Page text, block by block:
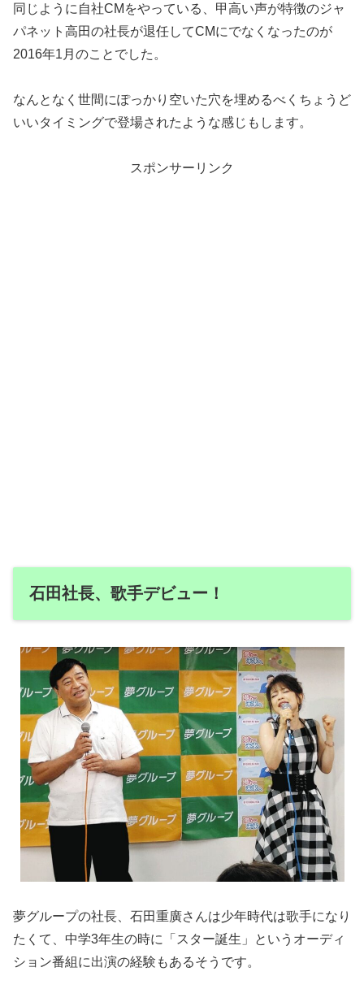
同じように自社CMをやっている、甲高い声が特徴のジャ
パネット高田の社長が退任してCMにでなくなったのが
2016年1月のことでした。
なんとなく世間にぽっかり空いた穴を埋めるべくちょうど
いいタイミングで登場されたような感じもします。
スポンサーリンク
石田社長、歌手デビュー！
夢グループの社長、石田重廣さんは少年時代は歌手になり
たくて、中学3年生の時に「スター誕生」というオーディ
ション番組に出演の経験もあるそうです。